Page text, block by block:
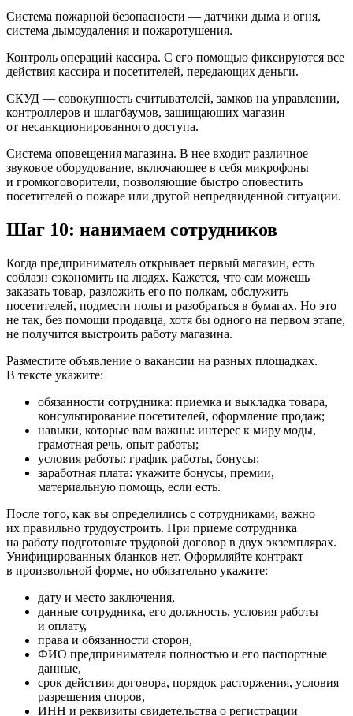
Система пожарной безопасности — датчики дыма и огня,
система дымоудаления и пожаротушения.
Контроль операций кассира. С его помощью фиксируются все
действия кассира и посетителей, передающих деньги.
СКУД — совокупность считывателей, замков на управлении,
контроллеров и шлагбаумов, защищающих магазин
от несанкционированного доступа.
Система оповещения магазина. В нее входит различное
звуковое оборудование, включающее в себя микрофоны
и громкоговорители, позволяющие быстро оповестить
посетителей о пожаре или другой непредвиденной ситуации.
Шаг 10: нанимаем сотрудников
Когда предприниматель открывает первый магазин, есть
соблазн сэкономить на людях. Кажется, что сам можешь
заказать товар, разложить его по полкам, обслужить
посетителей, подмести полы и разобраться в бумагах. Но это
не так, без помощи продавца, хотя бы одного на первом этапе,
не получится выстроить работу магазина.
Разместите объявление о вакансии на разных площадках.
В тексте укажите:
обязанности сотрудника: приемка и выкладка товара,
консультирование посетителей, оформление продаж;
навыки, которые вам важны: интерес к миру моды,
грамотная речь, опыт работы;
условия работы: график работы, бонусы;
заработная плата: укажите бонусы, премии,
материальную помощь, если есть.
После того, как вы определились с сотрудниками, важно
их правильно трудоустроить. При приеме сотрудника
на работу подготовьте трудовой договор в двух экземплярах.
Унифицированных бланков нет. Оформляйте контракт
в произвольной форме, но обязательно укажите:
дату и место заключения,
данные сотрудника, его должность, условия работы
и оплату,
права и обязанности сторон,
ФИО предпринимателя полностью и его паспортные
данные,
срок действия договора, порядок расторжения, условия
разрешения споров,
ИНН и реквизиты свидетельства о регистрации